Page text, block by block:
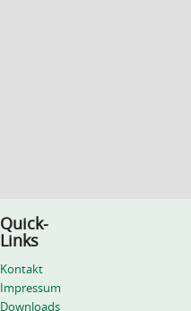
Quick-
Links
Kontakt
Impressum
Downloads